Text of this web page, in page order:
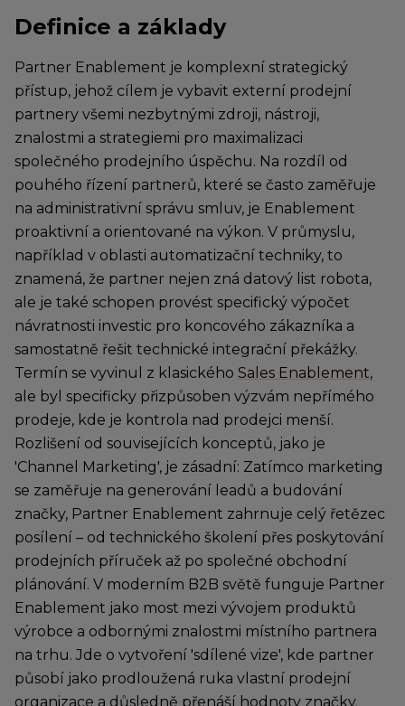
Definice a základy
Partner Enablement je komplexní strategický
přístup, jehož cílem je vybavit externí prodejní
partnery všemi nezbytnými zdroji, nástroji,
znalostmi a strategiemi pro maximalizaci
společného prodejního úspěchu. Na rozdíl od
pouhého řízení partnerů, které se často zaměřuje
na administrativní správu smluv, je Enablement
proaktivní a orientované na výkon. V průmyslu,
například v oblasti automatizační techniky, to
znamená, že partner nejen zná datový list robota,
ale je také schopen provést specifický výpočet
návratnosti investic pro koncového zákazníka a
samostatně řešit technické integrační překážky.
Termín se vyvinul z klasického Sales Enablement,
ale byl specificky přizpůsoben výzvám nepřímého
prodeje, kde je kontrola nad prodejci menší.
Rozlišení od souvisejících konceptů, jako je
'Channel Marketing', je zásadní: Zatímco marketing
se zaměřuje na generování leadů a budování
značky, Partner Enablement zahrnuje celý řetězec
posílení – od technického školení přes poskytování
prodejních příruček až po společné obchodní
plánování. V moderním B2B světě funguje Partner
Enablement jako most mezi vývojem produktů
výrobce a odbornými znalostmi místního partnera
na trhu. Jde o vytvoření 'sdílené vize', kde partner
působí jako prodloužená ruka vlastní prodejní
organizace a důsledně přenáší hodnoty značky.